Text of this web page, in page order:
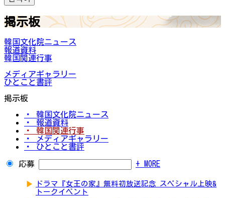
掲示板
韓国文化院ニュース
報道資料
韓国関連行事
メディアギャラリー
ひとこと書評
掲示板
・ 韓国文化院ニュース
・ 報道資料
・ 韓国関連行事
・ メディアギャラリー
・ ひとこと書評
応募 + MORE
▶
ドラマ『女王の家』無料初放送記念 スペシャル上映&
トークイベント